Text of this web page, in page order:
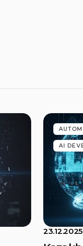
AI
23.12.2025